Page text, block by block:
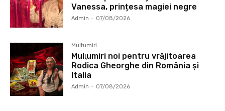
Vanessa, prințesa magiei negre
Admin - 07/08/2026
Multumiri
Mulţumiri noi pentru vrăjitoarea
Rodica Gheorghe din România și
Italia
Admin - 07/08/2026